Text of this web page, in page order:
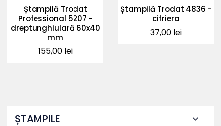
Ștampilă Trodat
Professional 5207 -
dreptunghiulară 60x40
mm
Pret
155,00 lei
Ștampilă Trodat 4836 -
cifriera
Pret
37,00 lei
ȘTAMPILE